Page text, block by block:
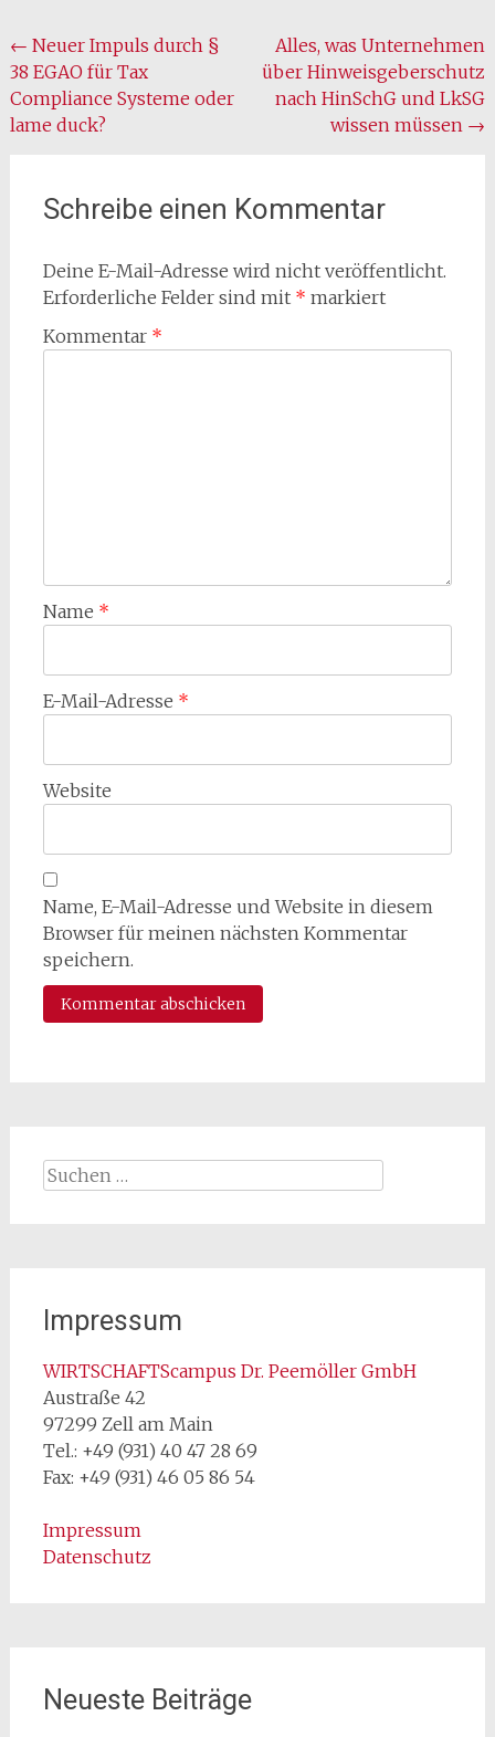
Beitragsnavigation
← Neuer Impuls durch §
38 EGAO für Tax
Compliance Systeme oder
lame duck?
Alles, was Unternehmen
über Hinweisgeberschutz
nach HinSchG und LkSG
wissen müssen →
Schreibe einen Kommentar
Deine E-Mail-Adresse wird nicht veröffentlicht.
Erforderliche Felder sind mit * markiert
Kommentar *
Name *
E-Mail-Adresse *
Website
Name, E-Mail-Adresse und Website in diesem
Browser für meinen nächsten Kommentar
speichern.
Suchen
Impressum
WIRTSCHAFTScampus Dr. Peemöller GmbH
Austraße 42
97299 Zell am Main
Tel.: +49 (931) 40 47 28 69
Fax: +49 (931) 46 05 86 54
Impressum
Datenschutz
Neueste Beiträge